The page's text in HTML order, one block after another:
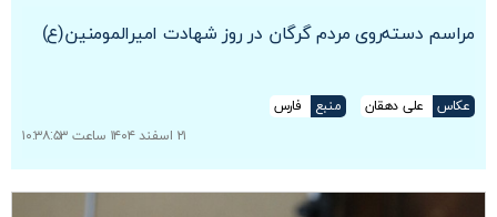
مراسم دسته‌روی مردم گرگان در روز شهادت امیرالمومنین(ع)
عکاس علی دهقان منبع
فارس
۲۱ اسفند ۱۴۰۴ ساعت ۱۰:۳۸:۵۳